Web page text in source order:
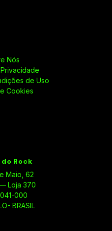
Nós
de Uso
Cookies
Rock
Maio, 62
Loja 370
000
BRASIL